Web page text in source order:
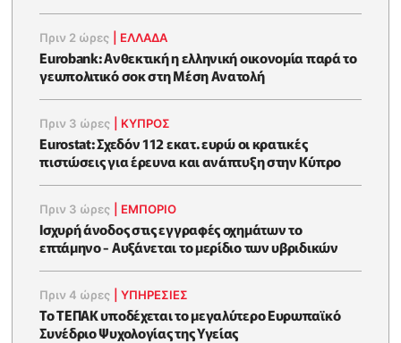
Πριν 2 ώρες ΕΛΛΆΔΑ
Eurobank: Ανθεκτική η ελληνική οικονομία παρά το
γεωπολιτικό σοκ στη Μέση Ανατολή
Πριν 3 ώρες ΚΥΠΡΟΣ
Eurostat: Σχεδόν 112 εκατ. ευρώ οι κρατικές
πιστώσεις για έρευνα και ανάπτυξη στην Κύπρο
Πριν 3 ώρες ΕΜΠΟΡΙΟ
Ισχυρή άνοδος στις εγγραφές οχημάτων το
επτάμηνο - Αυξάνεται το μερίδιο των υβριδικών
Πριν 4 ώρες |ΥΠΗΡΕΣΙΕΣ
Το ΤΕΠΑΚ υποδέχεται το μεγαλύτερο Ευρωπαϊκό
Συνέδριο Ψυχολογίας της Υγείας